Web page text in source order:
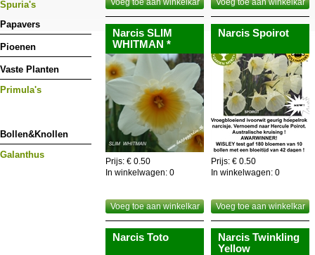
Spuria's
Papavers
Pioenen
Vaste Planten
Primula's
Bollen&Knollen
Galanthus
Voeg toe aan winkelkar Voeg toe aan winkelkar
Narcis SLIM
WHITMAN *
Prijs: € 0.50
In winkelwagen: 0
Voeg toe aan winkelkar
Narcis Spoirot
Prijs: € 0.50
In winkelwagen: 0
Voeg toe aan winkelkar
Narcis Toto
Narcis Twinkling
Yellow